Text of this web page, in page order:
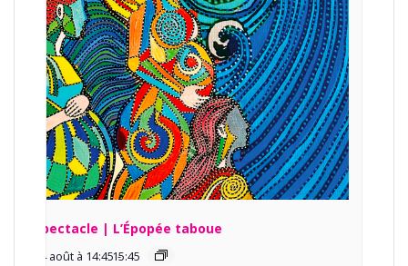
Spectacle | L’Épopée taboue
14 août à 14:45 -
15:45